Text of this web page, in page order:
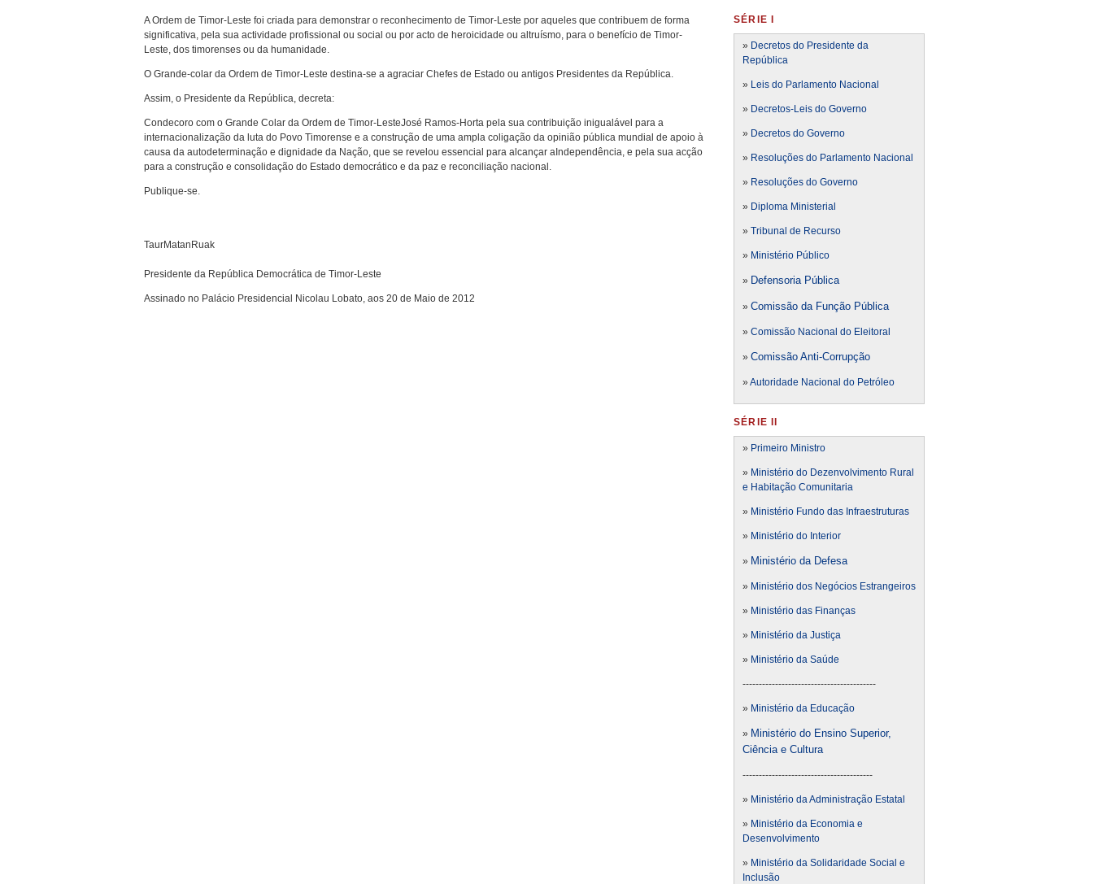
A Ordem de Timor-Leste foi criada para demonstrar o reconhecimento de Timor-Leste por aqueles que contribuem de forma
significativa, pela sua actividade profissional ou social ou por acto de heroicidade ou altruísmo, para o benefício de Timor-
Leste, dos timorenses ou da humanidade.
O Grande-colar da Ordem de Timor-Leste destina-se a agraciar Chefes de Estado ou antigos Presidentes da República.
Assim, o Presidente da República, decreta:
Condecoro com o Grande Colar da Ordem de Timor-LesteJosé Ramos-Horta pela sua contribuição inigualável para a
internacionalização da luta do Povo Timorense e a construção de uma ampla coligação da opinião pública mundial de apoio à
causa da autodeterminação e dignidade da Nação, que se revelou essencial para alcançar aIndependência, e pela sua acção
para a construção e consolidação do Estado democrático e da paz e reconciliação nacional.
Publique-se.
TaurMatanRuak
Presidente da República Democrática de Timor-Leste
Assinado no Palácio Presidencial Nicolau Lobato, aos 20 de Maio de 2012
SÉRIE I
» Decretos do Presidente da
República
» Leis do Parlamento Nacional
» Decretos-Leis do Governo
» Decretos do Governo
» Resoluções do Parlamento Nacional
» Resoluções do Governo
» Diploma Ministerial
» Tribunal de Recurso
» Ministério Público
» Defensoria Pública
» Comissão da Função Pública
» Comissão Nacional do Eleitoral
» Comissão Anti-Corrupção
» Autoridade Nacional do Petróleo
SÉRIE II
» Primeiro Ministro
» Ministério do Dezenvolvimento Rural
e Habitação Comunitaria
» Ministério Fundo das Infraestruturas
» Ministério do Interior
» Ministério da Defesa
» Ministério dos Negócios Estrangeiros
» Ministério das Finanças
» Ministério da Justiça
» Ministério da Saúde
-----------------------------------------
» Ministério da Educação
» Ministério do Ensino Superior,
Ciência e Cultura
----------------------------------------
» Ministério da Administração Estatal
» Ministério da Economia e
Desenvolvimento
» Ministério da Solidaridade Social e
Inclusão